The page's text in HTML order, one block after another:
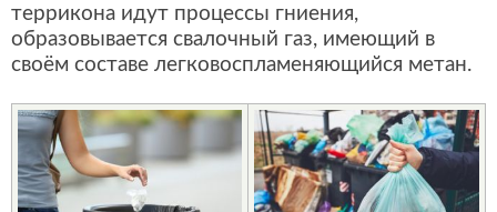
террикона идут процессы гниения,
образовывается свалочный газ, имеющий в
своём составе легковоспламеняющийся метан.